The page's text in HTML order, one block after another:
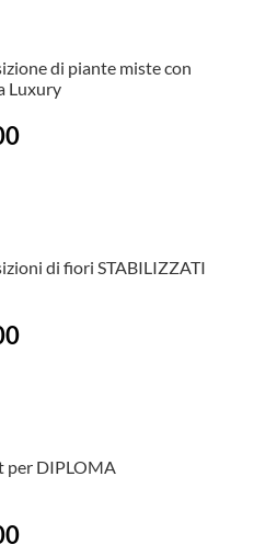
di piante miste con
Luxury
di fiori STABILIZZATI
per DIPLOMA